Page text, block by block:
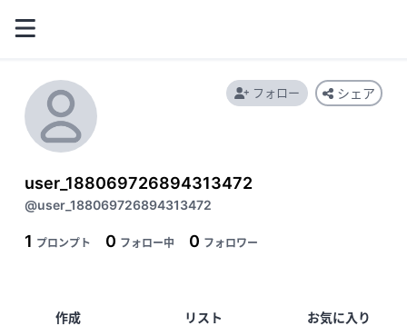
user_188069726894313472
@user_188069726894313472
1 プロンプト 0 フォロー中 0 フォロワー
フォロー シェア
作成 リスト お気に入り